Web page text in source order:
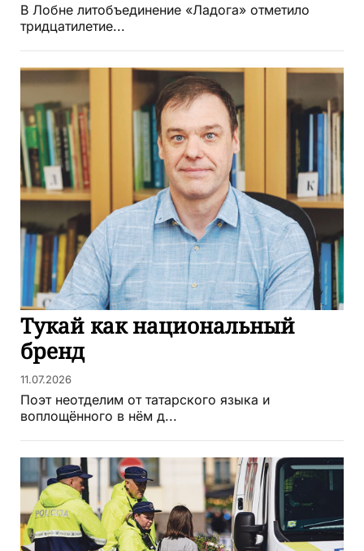
В Лобне литобъединение «Ладога» отметило
тридцатилетие...
Тукай как национальный
бренд
11.07.2026
Поэт неотделим от татарского языка и
воплощённого в нём д...